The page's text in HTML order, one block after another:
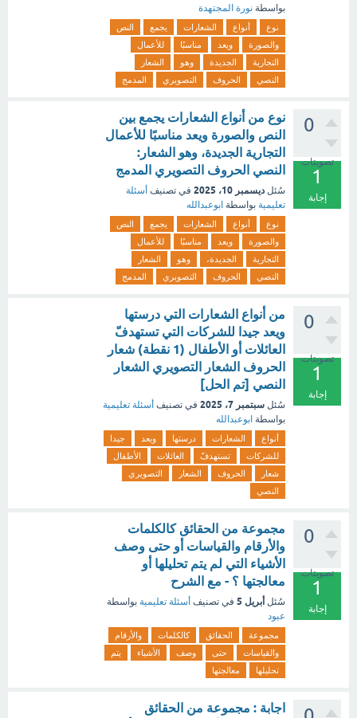
بواسطة نورة المجتهدة
نوع أنواع الشعارات يجمع
النص
والصورة
ويعد مناسبًا
للأعمال
التجارية
الجديدة وهو
الشعار
النصي
الحروف التصويري المدمج
0
تصويتات
1
إجابة
نوع من أنواع الشعارات يجمع بين
النص والصورة ويعد مناسبًا للأعمال
التجارية الجديدة، وهو الشعار:
النصي الحروف التصويري المدمج
سُئل ديسمبر 10، 2025 في تصنيف أسئلة
تعليمية بواسطة ابوعبدالله
نوع أنواع الشعارات يجمع
النص
والصورة
ويعد مناسبًا
للأعمال
التجارية
الجديدة، وهو
الشعار
النصي
الحروف التصويري المدمج
0
تصويتات
1
إجابة
من أنواع الشعارات التي درستها
ويعد جيدا للشركات التي تستهدفّ
العائلات أو الأطفال (1 نقطة) شعار
الحروف الشعار التصويري الشعار
النصي [تم الحل]
سُئل سبتمبر 7، 2025 في تصنيف أسئلة تعليمية
بواسطة ابوعبدالله
أنواع الشعارات درستها ويعد
جيدا
للشركات
تستهدفّ العائلات
الأطفال
شعار
الحروف الشعار
التصويري
النصي
0
تصويتات
1
إجابة
مجموعة من الحقائق كالكلمات
والأرقام والقياسات أو حتى وصف
الأشياء التي لم يتم تحليلها أو
معالجتها ؟ - مع الشرح
سُئل أبريل 5 في تصنيف أسئلة تعليمية بواسطة
عبود
مجموعة الحقائق كالكلمات
والأرقام
والقياسات
حتى وصف الأشياء
يتم
تحليلها
معالجتها
اجابة : مجموعة من الحقائق